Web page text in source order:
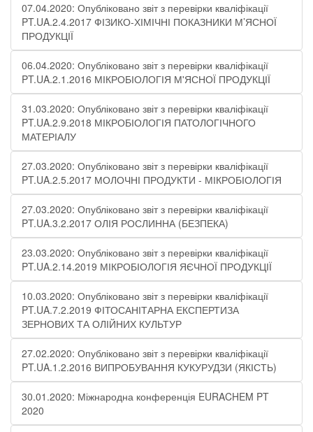
07.04.2020: Опубліковано звіт з перевірки кваліфікації
PT.UA.2.4.2017 ФІЗИКО-ХІМІЧНІ ПОКАЗНИКИ М’ЯСНОЇ
ПРОДУКЦІЇ
06.04.2020: Опубліковано звіт з перевірки кваліфікації
PT.UA.2.1.2016 МІКРОБІОЛОГІЯ М'ЯСНОЇ ПРОДУКЦІЇ
31.03.2020: Опубліковано звіт з перевірки кваліфікації
PT.UA.2.9.2018 МІКРОБІОЛОГІЯ ПАТОЛОГІЧНОГО
МАТЕРІАЛУ
27.03.2020: Опубліковано звіт з перевірки кваліфікації
PT.UA.2.5.2017 МОЛОЧНІ ПРОДУКТИ - МІКРОБІОЛОГІЯ
27.03.2020: Опубліковано звіт з перевірки кваліфікації
PT.UA.3.2.2017 ОЛІЯ РОСЛИННА (БЕЗПЕКА)
23.03.2020: Опубліковано звіт з перевірки кваліфікації
PT.UA.2.14.2019 МІКРОБІОЛОГІЯ ЯЄЧНОЇ ПРОДУКЦІЇ
10.03.2020: Опубліковано звіт з перевірки кваліфікації
PT.UA.7.2.2019 ФІТОСАНІТАРНА ЕКСПЕРТИЗА
ЗЕРНОВИХ ТА ОЛІЙНИХ КУЛЬТУР
27.02.2020: Опубліковано звіт з перевірки кваліфікації
PT.UA.1.2.2016 ВИПРОБУВАННЯ КУКУРУДЗИ (ЯКІСТЬ)
30.01.2020: Міжнародна конференція EURACHEM PT
2020